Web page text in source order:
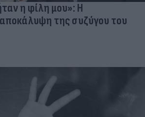
η φίλη μου»: Η
της συζύγου του